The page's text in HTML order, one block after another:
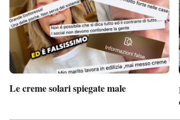
Le creme solari spiegate male